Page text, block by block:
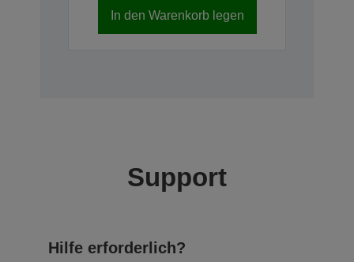
In den Warenkorb legen
Support
Hilfe erforderlich?